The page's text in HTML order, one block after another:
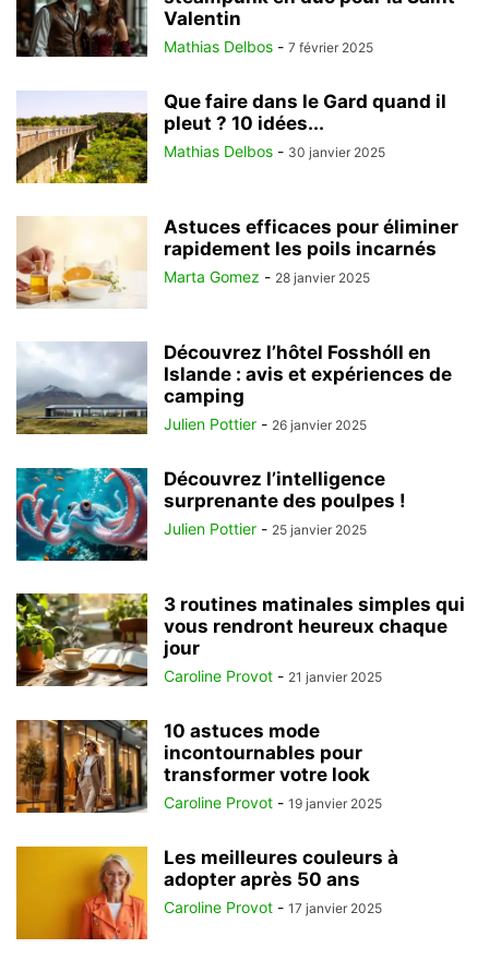
Valentin
Mathias Delbos - 7 février 2025
Que faire dans le Gard quand il
pleut ? 10 idées...
Mathias Delbos - 30 janvier 2025
Astuces efficaces pour éliminer
rapidement les poils incarnés
Marta Gomez - 28 janvier 2025
Découvrez l’hôtel Fosshóll en
Islande : avis et expériences de
camping
Julien Pottier - 26 janvier 2025
Découvrez l’intelligence
surprenante des poulpes !
Julien Pottier - 25 janvier 2025
3 routines matinales simples qui
vous rendront heureux chaque
jour
Caroline Provot - 21 janvier 2025
10 astuces mode
incontournables pour
transformer votre look
Caroline Provot - 19 janvier 2025
Les meilleures couleurs à
adopter après 50 ans
Caroline Provot - 17 janvier 2025